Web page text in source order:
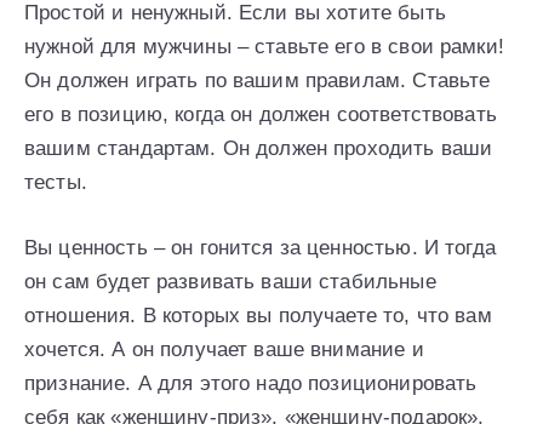
Простой и ненужный. Если вы хотите быть
нужной для мужчины – ставьте его в свои рамки!
Он должен играть по вашим правилам. Ставьте
его в позицию, когда он должен соответствовать
вашим стандартам. Он должен проходить ваши
тесты.
Вы ценность – он гонится за ценностью. И тогда
он сам будет развивать ваши стабильные
отношения. В которых вы получаете то, что вам
хочется. А он получает ваше внимание и
признание. А для этого надо позиционировать
себя как «женщину-приз», «женщину-подарок»,